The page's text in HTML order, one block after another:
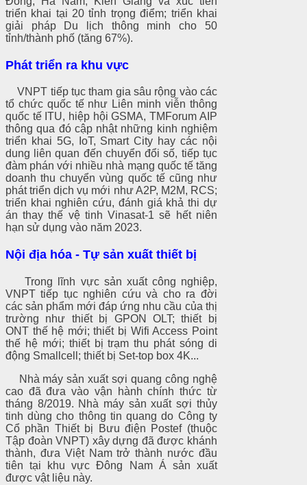
triển khai tại 20 tỉnh trọng điểm; triển khai
giải pháp Du lịch thông minh cho 50
tỉnh/thành phố (tăng 67%).
Phát triển ra khu vực
VNPT tiếp tục tham gia sâu rộng vào các
tổ chức quốc tế như Liên minh viễn thông
quốc tế ITU, hiệp hội GSMA, TMForum AIP
thông qua đó cập nhật những kinh nghiệm
triển khai 5G, IoT, Smart City hay các nội
dung liên quan đến chuyển đổi số, tiếp tục
đàm phán với nhiều nhà mạng quốc tế tăng
doanh thu chuyển vùng quốc tế cũng như
phát triển dịch vụ mới như A2P, M2M, RCS;
triển khai nghiên cứu, đánh giá khả thi dự
án thay thế vệ tinh Vinasat-1 sẽ hết niên
hạn sử dụng vào năm 2023.
Nội địa hóa - Tự sản xuất thiết bị
Trong lĩnh vực sản xuất công nghiệp,
VNPT tiếp tục nghiên cứu và cho ra đời
các sản phẩm mới đáp ứng nhu cầu của thị
trường như thiết bị GPON OLT; thiết bị
ONT thế hệ mới; thiết bị Wifi Access Point
thế hệ mới; thiết bị trạm thu phát sóng di
động Smallcell; thiết bị Set-top box 4K...
Nhà máy sản xuất sợi quang công nghệ
cao đã đưa vào vận hành chính thức từ
tháng 8/2019. Nhà máy sản xuất sợi thủy
tinh dùng cho thông tin quang do Công ty
Cổ phần Thiết bị Bưu điện Postef (thuộc
Tập đoàn VNPT) xây dựng đã được khánh
thành, đưa Việt Nam trở thành nước đầu
tiên tại khu vực Đông Nam Á sản xuất
được vật liệu này.